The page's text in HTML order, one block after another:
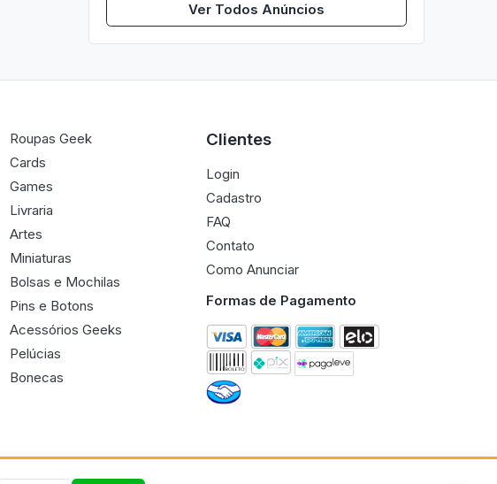
Ver Todos Anúncios
Roupas Geek
Cards
Games
Livraria
Artes
Miniaturas
Bolsas e Mochilas
Pins e Botons
Acessórios Geeks
Pelúcias
Bonecas
Clientes
Login
Cadastro
FAQ
Contato
Como Anunciar
Formas de Pagamento